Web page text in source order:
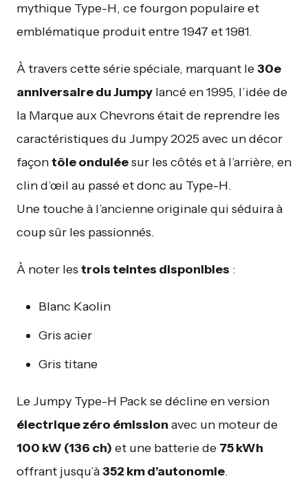
mythique Type-H, ce fourgon populaire et
emblématique produit entre 1947 et 1981.
À travers cette série spéciale, marquant le30e
anniversaire du Jumpy lancé en 1995, l’idée de
la Marque aux Chevrons était de reprendre les
caractéristiques du Jumpy 2025 avec un décor
façontôle onduléesur les côtés et à l’arrière, en
clin d’œil au passé et donc au Type-H.
Une touche à l’ancienne originale qui séduira à
coup sûr les passionnés.
À noter les trois teintes disponibles :
Blanc Kaolin
Gris acier
Gris titane
Le Jumpy Type-H Pack se décline en version
électrique zéro émission avec un moteur de
100 kW (136 ch) et une batterie de 75 kWh
offrant jusqu’à352 km d’autonomie.